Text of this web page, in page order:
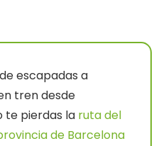
escapadas a
tren desde
te pierdas la ruta del
de Barcelona